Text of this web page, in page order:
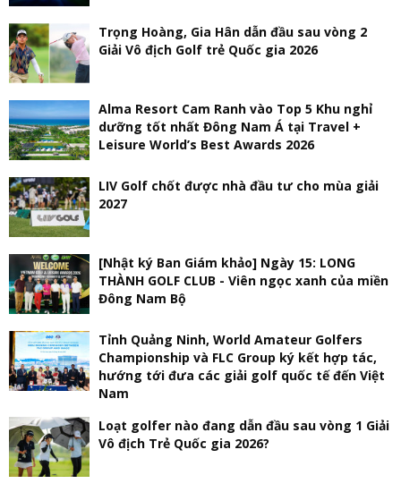
Trọng Hoàng, Gia Hân dẫn đầu sau vòng 2
Giải Vô địch Golf trẻ Quốc gia 2026
Alma Resort Cam Ranh vào Top 5 Khu nghỉ
dưỡng tốt nhất Đông Nam Á tại Travel +
Leisure World’s Best Awards 2026
LIV Golf chốt được nhà đầu tư cho mùa giải
2027
[Nhật ký Ban Giám khảo] Ngày 15: LONG
THÀNH GOLF CLUB - Viên ngọc xanh của miền
Đông Nam Bộ
Tỉnh Quảng Ninh, World Amateur Golfers
Championship và FLC Group ký kết hợp tác,
hướng tới đưa các giải golf quốc tế đến Việt
Nam
Loạt golfer nào đang dẫn đầu sau vòng 1 Giải
Vô địch Trẻ Quốc gia 2026?